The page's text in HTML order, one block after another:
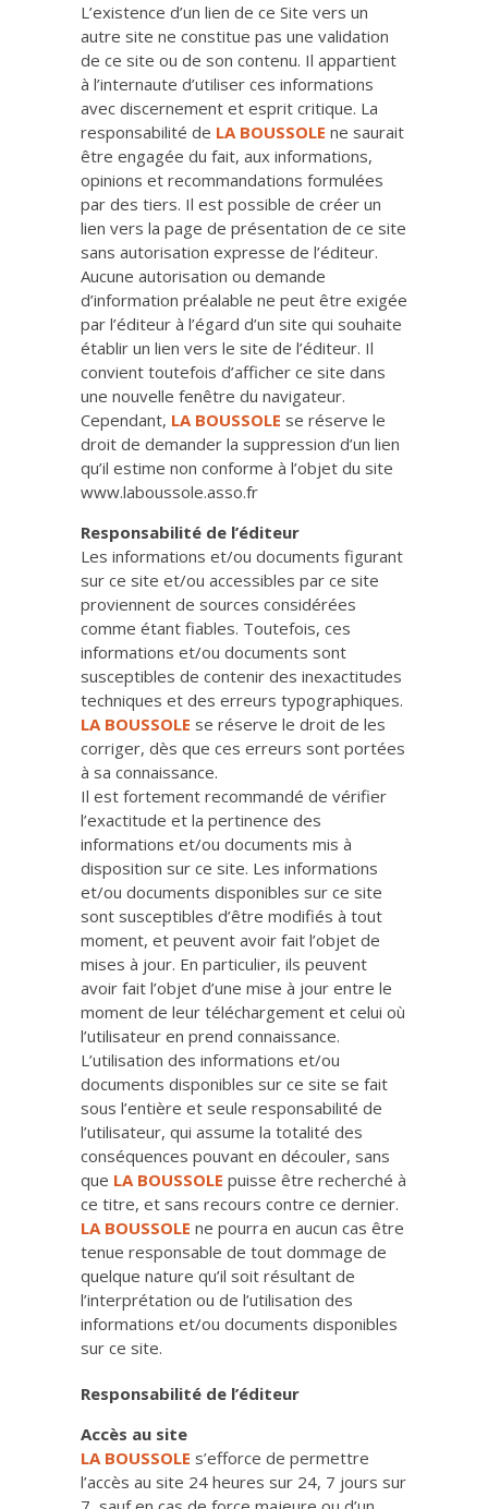
L’existence d’un lien de ce Site vers un
autre site ne constitue pas une validation
de ce site ou de son contenu. Il appartient
à l’internaute d’utiliser ces informations
avec discernement et esprit critique. La
responsabilité de LA BOUSSOLE ne saurait
être engagée du fait, aux informations,
opinions et recommandations formulées
par des tiers. Il est possible de créer un
lien vers la page de présentation de ce site
sans autorisation expresse de l’éditeur.
Aucune autorisation ou demande
d’information préalable ne peut être exigée
par l’éditeur à l’égard d’un site qui souhaite
établir un lien vers le site de l’éditeur. Il
convient toutefois d’afficher ce site dans
une nouvelle fenêtre du navigateur.
Cependant, LA BOUSSOLE se réserve le
droit de demander la suppression d’un lien
qu’il estime non conforme à l’objet du site
www.laboussole.asso.fr
Responsabilité de l’éditeur
Les informations et/ou documents figurant
sur ce site et/ou accessibles par ce site
proviennent de sources considérées
comme étant fiables. Toutefois, ces
informations et/ou documents sont
susceptibles de contenir des inexactitudes
techniques et des erreurs typographiques.
LA BOUSSOLE se réserve le droit de les
corriger, dès que ces erreurs sont portées
à sa connaissance.
Il est fortement recommandé de vérifier
l’exactitude et la pertinence des
informations et/ou documents mis à
disposition sur ce site. Les informations
et/ou documents disponibles sur ce site
sont susceptibles d’être modifiés à tout
moment, et peuvent avoir fait l’objet de
mises à jour. En particulier, ils peuvent
avoir fait l’objet d’une mise à jour entre le
moment de leur téléchargement et celui où
l’utilisateur en prend connaissance.
L’utilisation des informations et/ou
documents disponibles sur ce site se fait
sous l’entière et seule responsabilité de
l’utilisateur, qui assume la totalité des
conséquences pouvant en découler, sans
que LA BOUSSOLE puisse être recherché à
ce titre, et sans recours contre ce dernier.
LA BOUSSOLE ne pourra en aucun cas être
tenue responsable de tout dommage de
quelque nature qu’il soit résultant de
l’interprétation ou de l’utilisation des
informations et/ou documents disponibles
sur ce site.
Responsabilité de l’éditeur
Accès au site
LA BOUSSOLE s’efforce de permettre
l’accès au site 24 heures sur 24, 7 jours sur